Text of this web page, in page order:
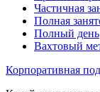
Частичная
Полная
Полный день
Вахтовый
Корпоративная